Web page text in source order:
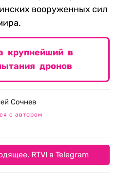
вооруженных сил
крупнейший в
дронов
Сочнев
с автором
RTVI в Telegram